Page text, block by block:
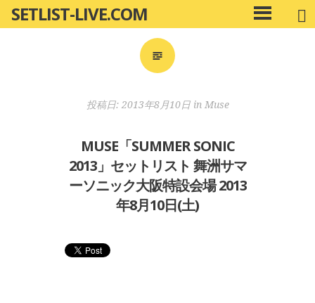
ン
SETLIST-LIVE.COM
メ
イ
投稿日: 2013年8月10日in Muse
MUSE「SUMMER SONIC
2013」セットリスト 舞洲サマ
ーソニック大阪特設会場 2013
年8月10日(土)